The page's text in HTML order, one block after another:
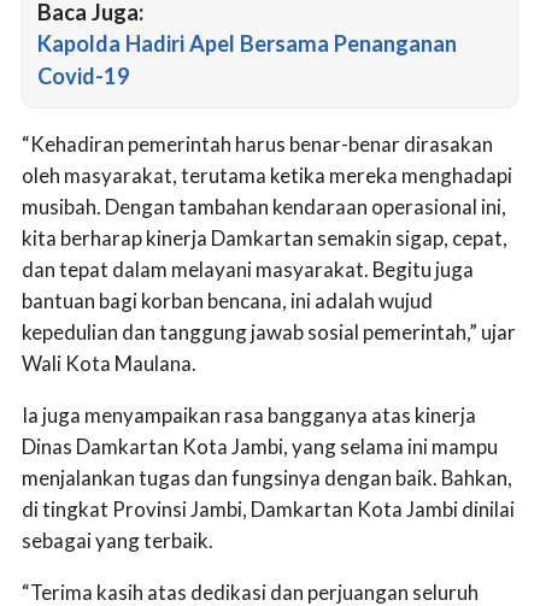
Baca Juga:
Kapolda Hadiri Apel Bersama Penanganan
Covid-19
“Kehadiran pemerintah harus benar-benar dirasakan
oleh masyarakat, terutama ketika mereka menghadapi
musibah. Dengan tambahan kendaraan operasional ini,
kita berharap kinerja Damkartan semakin sigap, cepat,
dan tepat dalam melayani masyarakat. Begitu juga
bantuan bagi korban bencana, ini adalah wujud
kepedulian dan tanggung jawab sosial pemerintah,” ujar
Wali Kota Maulana.
Ia juga menyampaikan rasa bangganya atas kinerja
Dinas Damkartan Kota Jambi, yang selama ini mampu
menjalankan tugas dan fungsinya dengan baik. Bahkan,
di tingkat Provinsi Jambi, Damkartan Kota Jambi dinilai
sebagai yang terbaik.
“Terima kasih atas dedikasi dan perjuangan seluruh